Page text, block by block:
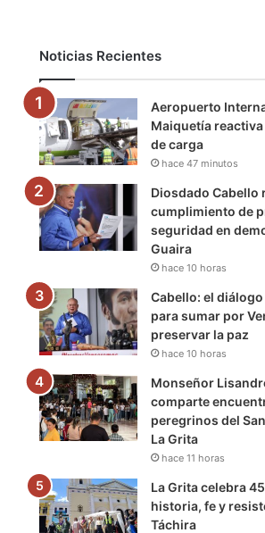
o
k
r
e
r
a
Noticias Recientes
Aeropuerto
Maiquetía
de carga
hace 47 minutos
Diosdado Cabello
cumplimiento de
seguridad en
Guaira
hace 10 horas
Cabello: el
para sumar por
preservar la paz
hace 10 horas
Monseñor
comparte
peregrinos del
La Grita
hace 11 horas
La Grita celebra
historia, fe y
Táchira